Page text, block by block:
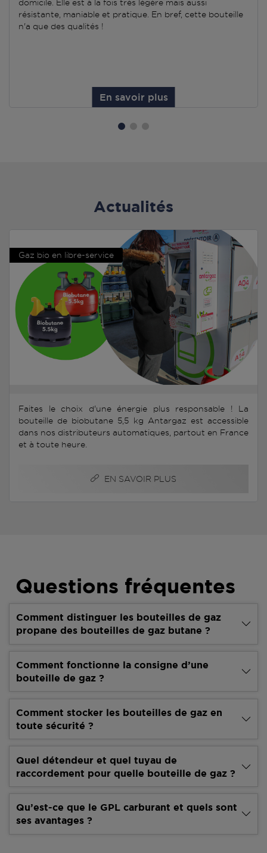
domicile. Elle est à la fois très légère mais aussi
résistante, maniable et pratique. En bref, cette bouteille
n'a que des qualités !
En savoir plus
Actualités
Gaz bio en libre-service
Faites le choix d'une énergie plus responsable ! La
bouteille de biobutane 5,5 kg Antargaz est accessible
dans nos distributeurs automatiques, partout en France
et à toute heure.
EN SAVOIR PLUS
Questions fréquentes
Comment distinguer les bouteilles de gaz
propane des bouteilles de gaz butane ?
Comment fonctionne la consigne d’une
bouteille de gaz ?
Comment stocker les bouteilles de gaz en
toute sécurité ?
Quel détendeur et quel tuyau de
raccordement pour quelle bouteille de gaz ?
Qu’est-ce que le GPL carburant et quels sont
ses avantages ?